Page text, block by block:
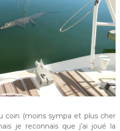
coin (moins sympa et plus cher
je reconnais que j’ai joué la